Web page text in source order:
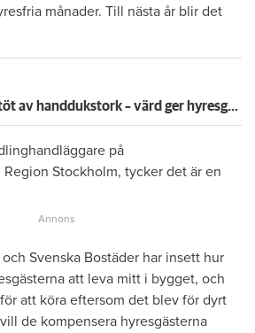
månader. Till nästa år blir det
Fick elstöt av handdukstork – värd ger hyresgäster 2,4 miljoner i kompensation för brister
på
Stockholm, tycker det är en
Svenska Bostäder har insett hur
att leva mitt i bygget, och
att köra eftersom det blev för dyrt
de kompensera hyresgästerna